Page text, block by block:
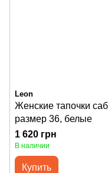
Leon
Женские тапочки
размер 36, белые
1 620 грн
В наличии
Купить